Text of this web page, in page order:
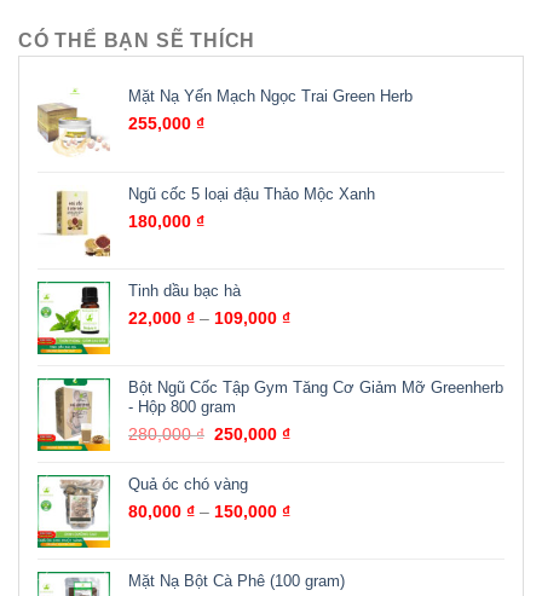
CÓ THỂ BẠN SẼ THÍCH
Mặt Nạ Yến Mạch Ngọc Trai Green Herb
255,000 ₫
Ngũ cốc 5 loại đậu Thảo Mộc Xanh
180,000 ₫
Tinh dầu bạc hà
22,000 ₫ – 109,000 ₫
Bột Ngũ Cốc Tập Gym Tăng Cơ Giảm Mỡ Greenherb
- Hộp 800 gram
280,000₫ 250,000₫
Quả óc chó vàng
80,000 ₫ – 150,000 ₫
Mặt Nạ Bột Cà Phê (100 gram)